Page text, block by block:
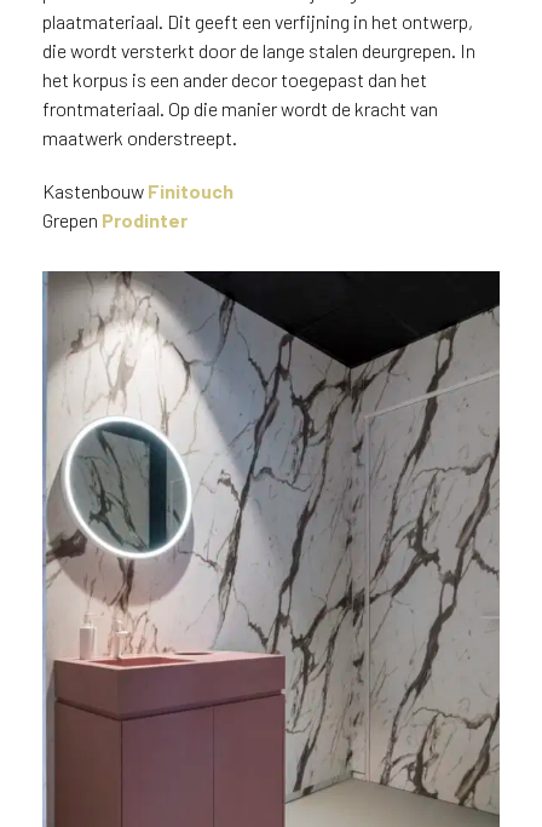
plaatmateriaal. Dit geeft een verfijning in het ontwerp,
die wordt versterkt door de lange stalen deurgrepen. In
het korpus is een ander decor toegepast dan het
frontmateriaal. Op die manier wordt de kracht van
maatwerk onderstreept.
Kastenbouw Finitouch
Grepen Prodinter